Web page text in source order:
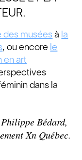
des muséesà la
, ou encore le
en art
dans la
Bédard,
Xn Québec.